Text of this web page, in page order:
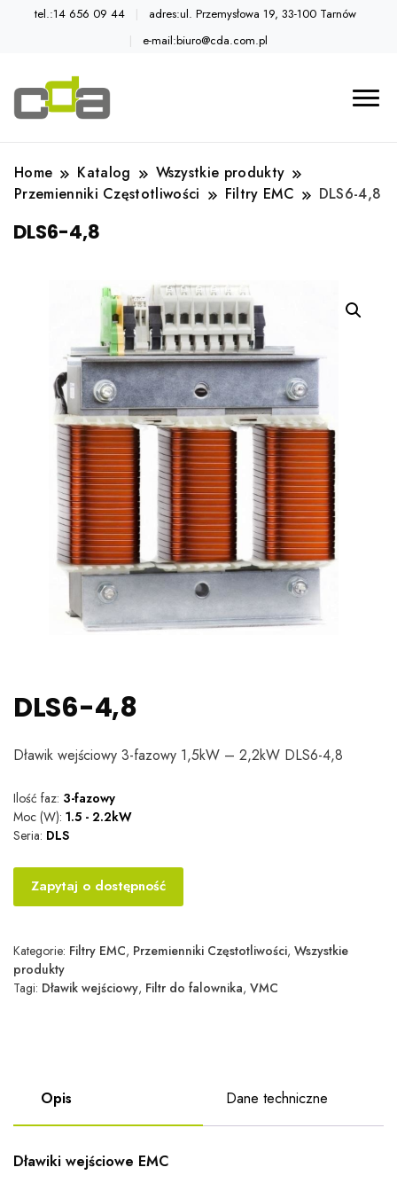
tel.:14 656 09 44
adres:ul. Przemysłowa 19, 33-100 Tarnów
e-mail:biuro@cda.com.pl
Home Katalog
Wszystkie produkty
Przemienniki Częstotliwości
Filtry EMC DLS6-4,8
DLS6-4,8
DLS6-4,8
Dławik wejściowy 3-fazowy 1,5kW – 2,2kW DLS6-4,8
Ilość faz: 3-fazowy
Moc (W): 1.5 - 2.2kW
Seria: DLS
Zapytaj o dostępność
Kategorie: Filtry EMC, Przemienniki Częstotliwości, Wszystkie
produkty
Tagi: Dławik wejściowy, Filtr do falownika, VMC
Opis Dane techniczne
Dławiki wejściowe EMC